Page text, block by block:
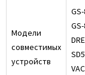
Модели
совместимых
устройств